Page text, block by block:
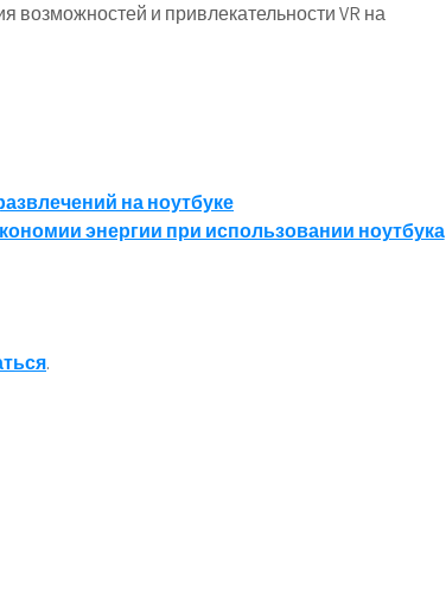
и привлекательности VR на
на ноутбуке
энергии при использовании ноутбука
.